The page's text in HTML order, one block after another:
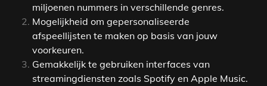
miljoenen nummers in verschillende genres.
Mogelijkheid om gepersonaliseerde
afspeellijsten te maken op basis van jouw
voorkeuren.
Gemakkelijk te gebruiken interfaces van
streamingdiensten zoals Spotify en Apple Music.